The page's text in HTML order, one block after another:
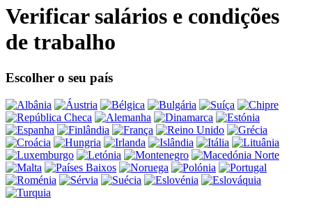
Verificar salários e condições
de trabalho
Escolher o seu país